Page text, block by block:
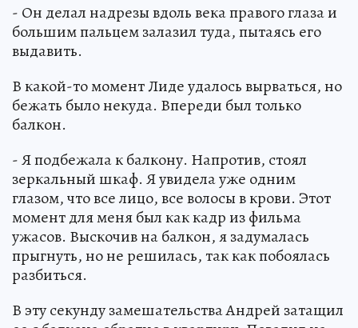
- Он делал надрезы вдоль века правого глаза и
большим пальцем залазил туда, пытаясь его
выдавить.
В какой-то момент Лиде удалось вырваться, но
бежать было некуда. Впереди был только
балкон.
- Я подбежала к балкону. Напротив, стоял
зеркальный шкаф. Я увидела уже одним
глазом, что все лицо, все волосы в крови. Этот
момент для меня был как кадр из фильма
ужасов. Выскочив на балкон, я задумалась
прыгнуть, но не решилась, так как побоялась
разбиться.
В эту секунду замешательства Андрей затащил